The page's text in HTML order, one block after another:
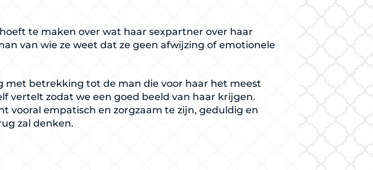
te maken over wat haar sexpartner over haar
van wie ze weet dat ze geen afwijzing of emotionele
met betrekking tot de man die voor haar het meest
vertelt zodat we een goed beeld van haar krijgen.
vooral empatisch en zorgzaam te zijn, geduldig en
zal denken.